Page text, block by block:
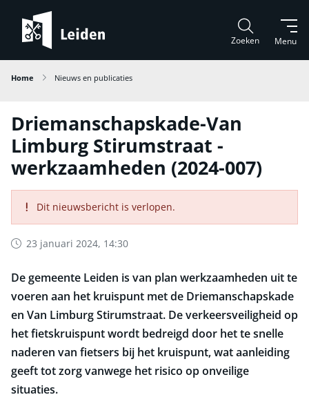
Menu
Zoeken
Home Nieuws en publicaties
Driemanschapskade-Van
Limburg Stirumstraat -
werkzaamheden (2024-007)
Dit nieuwsbericht is verlopen.
23 januari 2024, 14:30
De gemeente Leiden is van plan werkzaamheden uit te
voeren aan het kruispunt met de Driemanschapskade
en Van Limburg Stirumstraat. De verkeersveiligheid op
het fietskruispunt wordt bedreigd door het te snelle
naderen van fietsers bij het kruispunt, wat aanleiding
geeft tot zorg vanwege het risico op onveilige
situaties.